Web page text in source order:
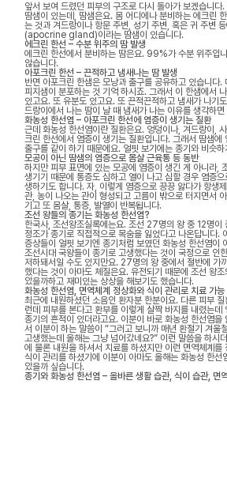
앞서 보여 드렸던 피부의 구조로 다시 돌아가 보겠습니다
땀샘이 있는데, 땀샘은요. 몸 어디에나 분비하는 에크
는 것과 겨드랑이나 항문 주변, 성기 주변, 혹은 귀 주변
(apocrine gland)이라는 땀샘이 있습니다.
에크린 한선 – 수분 위주의 땀 발생
에크린 한선에서 분비하는 땀은요. 99%가 수분 위주입
않습니다.
아포크린 한선 – 끈적하고 냄새나는 땀 발생
반면 아포크린 한샘은 모낭과 출구를 공유하고 있습니다.
피지샘이 분포하는 것 기억 하시죠. 그래서 이 한샘에서
있고요. 또 유분도 있고요. 또 끈적끈적하고 냄새가 나기
드랑이에서 나는 땀이 날 때 냄새가 나는 이유를 생각하면
화농성 한선염 – 아포크린 한선에 염증이 생기는 질환
근데 화농성 한선염이란 질환은요. 엉덩이나, 겨드랑이,
크린 한선에서 염증이 생기는 질환입니다. 그래서 땀샘에
출구를 같이 하기 때문에요. 얼핏 보기에는 종기와 비슷
모공이 아닌 땀샘의 염증으로 몸살 근육통 등 동반
하지만 피부 표면에 있는 모공에 염증이 생긴 게 아니라,
생기기 때문에 통증도 심하고 열이 나고 심할 경우 염증
생하기도 합니다. 자, 이렇게 염증으로 끙끙 앓다가 항생
관, 농이 나오는 관이 형성되고 고름이 밖으로 터지면서
기고 또 몸살, 통증, 발열이 반복됩니다.
조선 왕들의 종기는 화농성 한선염?
한국사, 조선왕조실록에는요. 조선 27명의 왕 중 12명이
정조가 종기로 직접적으로 목숨을 잃었다고 나온답니다.
증상들이 얼핏 보기엔 종기처럼 보였던 화농성 한선염이
조선시대 국왕들이 종기로 고생했다는 것이 국정으로 인
저하돼서일 수도 있지만요. 27명의 왕 중에서 절반에 가
했다는 것이 아마도 체질은요. 유전되기 때문에 조선 왕
았을까하고 재미있는 상상을 해보기도 했습니다.
화농성 한선염, 면역체계 정상화와 식이 관리로 치료 가능
최근에 내원하셨던 소음인 환자분 한분이요. 다른 피부
런데 피부를 본다고 환부를 이렇게 살짝 바지를 내렸는데
종기의 흔적이 있더라고요. 이분이 바로 화농성 한선염을
서 이분이 하는 말씀이 “그러고 보니까 매년 환절기 겨울
고생했는데 올해는 그냥 넘어갔네요?” 이런 말씀을 하시
에 물론 내원을 하셔서 치료를 하셨지만 이런 면역체계를
식이 관리를 하셨기에 이분이 아마도 올해는 화농성 한선
았을까 싶습니다.
종기와 화농성 한선염 – 올바른 생활 습관, 식이 습관, 면